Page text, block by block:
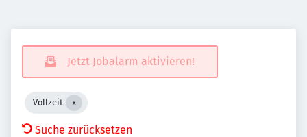
Jetzt Jobalarm aktivieren!
Vollzeit
Suche zurücksetzen